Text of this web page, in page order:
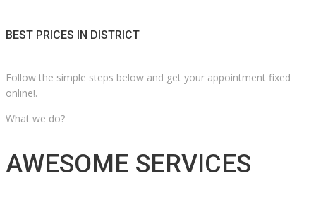
BEST PRICES IN DISTRICT
Follow the simple steps below and get your appointment fixed
online!.
What we do?
AWESOME SERVICES